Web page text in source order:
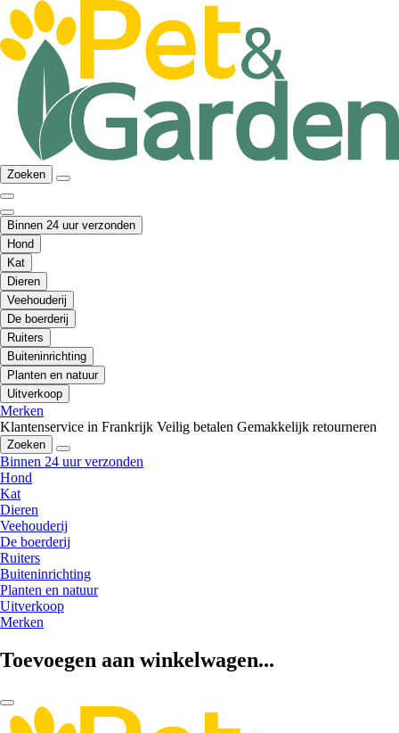
Zoeken
Binnen 24 uur verzonden
Hond
Kat
Dieren
Veehouderij
De boerderij
Ruiters
Buiteninrichting
Planten en natuur
Uitverkoop
Merken
Klantenservice in Frankrijk Veilig betalen Gemakkelijk retourneren
Zoeken
Binnen 24 uur verzonden
Hond
Kat
Dieren
Veehouderij
De boerderij
Ruiters
Buiteninrichting
Planten en natuur
Uitverkoop
Merken
Toevoegen aan winkelwagen...